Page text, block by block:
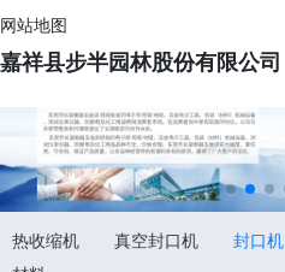
网站地图
嘉祥县步半园林股份有限公司
热收缩机 真空封口机 封口机